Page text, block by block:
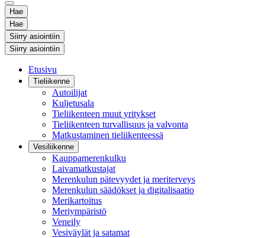
Hae
Hae
Siirry asiointiin
Siirry asiointiin
Etusivu
Tieliikenne
Autoilijat
Kuljetusala
Tieliikenteen muut yritykset
Tieliikenteen turvallisuus ja valvonta
Matkustaminen tieliikenteessä
Vesiliikenne
Kauppamerenkulku
Laivamatkustajat
Merenkulun pätevyydet ja meriterveys
Merenkulun säädökset ja digitalisaatio
Merikartoitus
Meriympäristö
Veneily
Vesiväylät ja satamat